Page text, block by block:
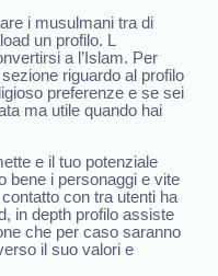
i musulmani tra di
un profilo. L
a l’Islam. Per
riguardo al profilo
preferenze e se sei
ma utile quando hai
e il tuo potenziale
bene i personaggi e vite
con tra utenti ha
in depth profilo assiste
che per caso saranno
il suo valori e